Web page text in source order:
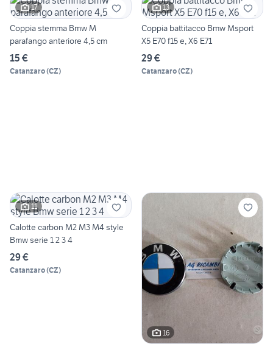
17
Coppia stemma Bmw M
parafango anteriore 4,5 cm
15 €
Catanzaro(CZ)
13
Coppia battitacco Bmw Msport
X5 E70 f15 e, X6 E71
29 €
Catanzaro(CZ)
11
Calotte carbon M2 M3 M4 style
Bmw serie 1 2 3 4
29 €
Catanzaro(CZ)
16